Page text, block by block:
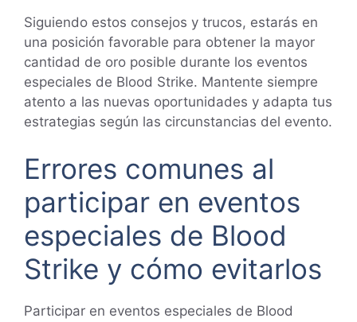
Siguiendo estos consejos y trucos, estarás en
una posición favorable para obtener la mayor
cantidad de oro posible durante los eventos
especiales de Blood Strike. Mantente siempre
atento a las nuevas oportunidades y adapta tus
estrategias según las circunstancias del evento.
Errores comunes al
participar en eventos
especiales de Blood
Strike y cómo evitarlos
Participar en eventos especiales de Blood